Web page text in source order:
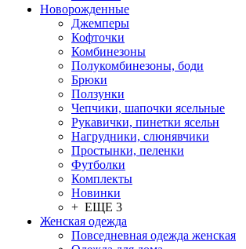
Новорожденные
Джемперы
Кофточки
Комбинезоны
Полукомбинезоны, боди
Брюки
Ползунки
Чепчики, шапочки ясельные
Рукавички, пинетки ясельн
Нагрудники, слюнявчики
Простынки, пеленки
Футболки
Комплекты
Новинки
+ ЕЩЕ 3
Женская одежда
Повседневная одежда женская